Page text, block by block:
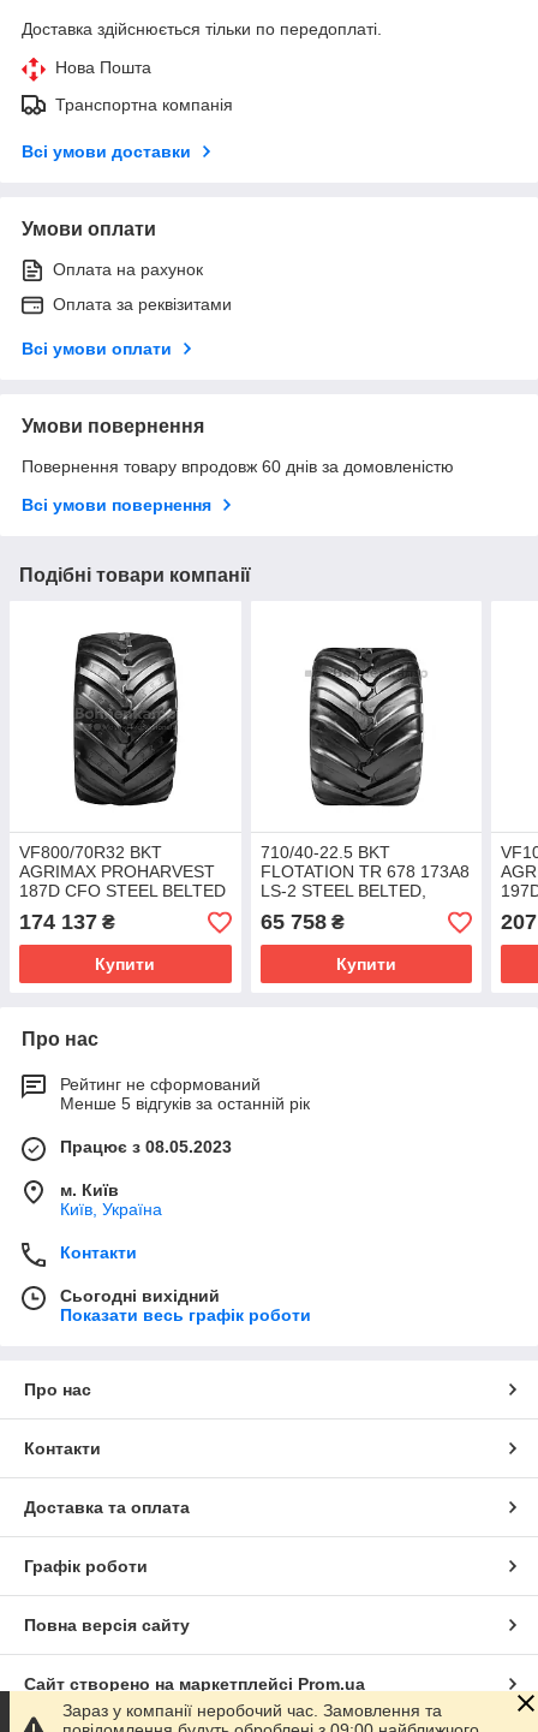
Доставка здійснюється тільки по передоплаті.
Нова Пошта
Транспортна компанія
Всі умови доставки
Умови оплати
Оплата на рахунок
Оплата за реквізитами
Всі умови оплати
Умови повернення
Повернення товару впродовж 60 днів за домовленістю
Всі умови повернення
Подібні товари компанії
VF800/70R32 BKT
AGRIMAX PROHARVEST
187D CFO STEEL BELTED
TL
174 137 ₴
Купити
710/40-22.5 BKT
FLOTATION TR 678 173A8
LS-2 STEEL BELTED,
DUAL BEAD HD TL
65 758₴
Купити
Про нас
Рейтинг не сформований
Менше 5 відгуків за останній рік
Працює з 08.05.2023
м. Київ
Київ, Україна
Контакти
Сьогодні вихідний
Показати весь графік роботи
Про нас
Контакти
Доставка та оплата
Графік роботи
Повна версія сайту
Сайт створено на маркетплейсі Prom.ua
Зараз у компанії неробочий час. Замовлення та